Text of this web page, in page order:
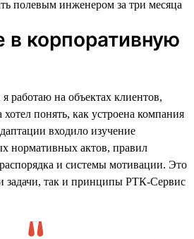
в корпоративную
работаю на объектах клиентов,
хотел понять, как устроена компания
входило изучение
нормативных актов, правил
и системы мотивации. Это
задачи, так и принципы РТК-Сервис